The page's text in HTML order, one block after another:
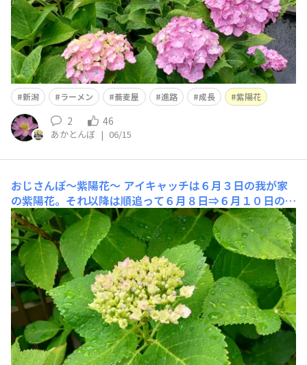
新潟 ラーメン 蕎麦屋 進路 成長 紫陽花
2 46
あかとんぼ | 06/15
おじさんぽ〜紫陽花〜 アイキャッチは６月３日の我が家
の紫陽花。それ以降は順追って６月８日⇒６月１０日の様
子です。やっぱり、雨に濡れて咲く紫陽花の方が綺麗に感
じます。時期が終わると、枝が育ち過ぎて広がらないよう
に、けっこうな勢いで伐採しますが、毎年、きっちり育っ
てしっかり咲いてくれます。季節を知ってる花たちってス
ゴイですよ